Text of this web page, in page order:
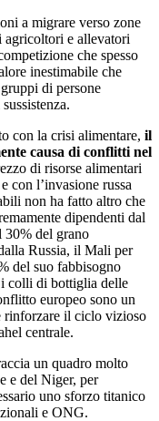
a migrare verso zone
agricoltori e allevatori
che spesso
inestimabile che
di persone
con la crisi alimentare, il
causa di conflitti nel
di risorse alimentari
con l’invasione russa
non ha fatto altro che
dipendenti dal
del grano
Russia, il Mali per
del suo fabbisogno
i colli di bottiglia delle
europeo sono un
rinforzare il ciclo vizioso
centrale.
un quadro molto
e del Niger, per
uno sforzo titanico
e ONG.